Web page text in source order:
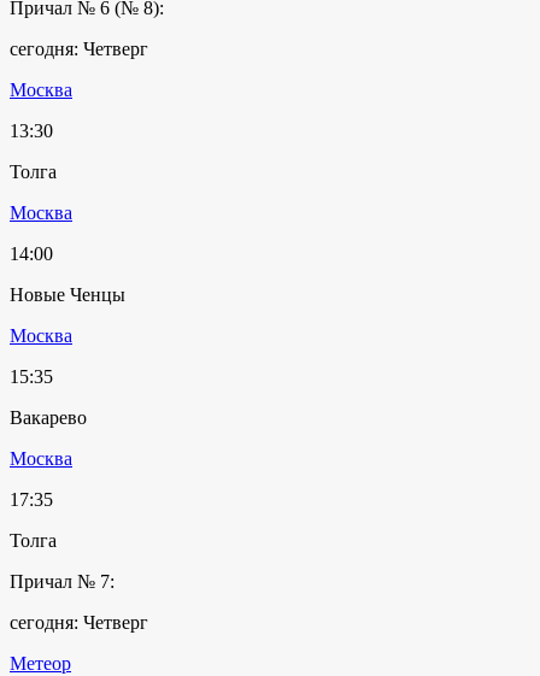
Причал № 6 (№ 8):
сегодня: Четверг
Москва
13:30
Толга
Москва
14:00
Новые Ченцы
Москва
15:35
Вакарево
Москва
17:35
Толга
Причал № 7:
сегодня: Четверг
Метеор